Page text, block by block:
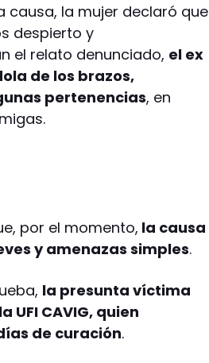
causa, la mujer declaró que
despierto y
el relato denunciado, el ex
de los brazos,
pertenencias, en
por el momento, la causa
y amenazas simples.
la presunta víctima
CAVIG, quien
de curación.